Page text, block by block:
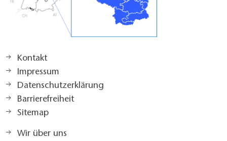
Kontakt
Impressum
Datenschutzerklärung
Barrierefreiheit
Sitemap
Wir über uns